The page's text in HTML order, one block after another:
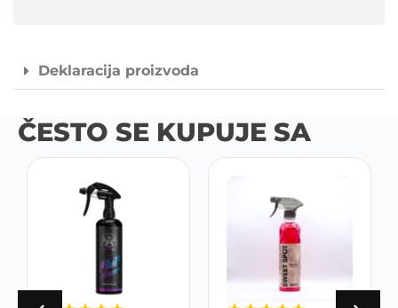
Deklaracija proizvoda
ČESTO SE KUPUJE SA